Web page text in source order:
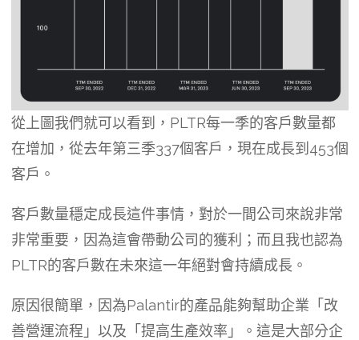
從上圖我們就可以看到，PLTR每一季的客戶數量都
在增加，從去年第三季337個客戶，現在成長到453個
客戶。
客戶數量穩定成長這件事情，對於一間公司來說非常
非常重要，因為這會帶動公司的獲利；而且我也認為
PLTR的客戶數在未來這一年絕對會持續成長。
原因很簡單，因為Palantir的產品能夠幫助企業「改
善營運流程」以及「提高生產效率」。這是大部分企